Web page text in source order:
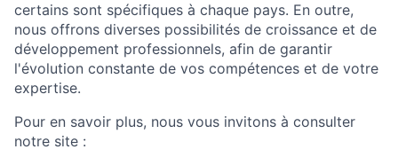
certains sont spécifiques à chaque pays. En outre,
nous offrons diverses possibilités de croissance et de
développement professionnels, afin de garantir
l'évolution constante de vos compétences et de votre
expertise.
Pour en savoir plus, nous vous invitons à consulter
notre site :